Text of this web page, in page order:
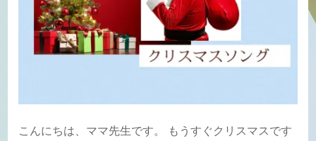
こんにちは、ママ先生です。 もうすぐクリスマスです